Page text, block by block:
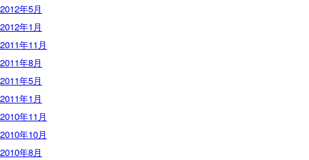
2012年5月
2012年1月
2011年11月
2011年8月
2011年5月
2011年1月
2010年11月
2010年10月
2010年8月